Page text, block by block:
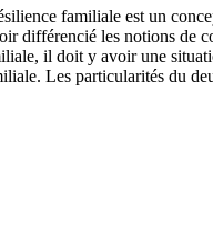
familiale est un
différencié les notions de
il doit y avoir une
Les particularités du